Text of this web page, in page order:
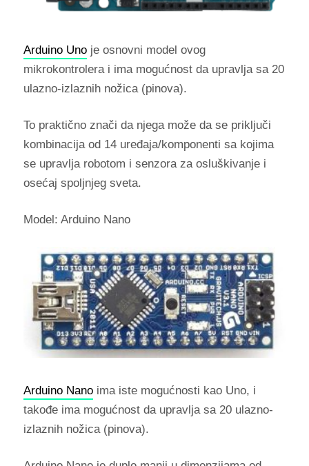
Arduino Unoje osnovni model ovog
mikrokontrolera i ima mogućnost da upravlja sa 20
ulazno-izlaznih nožica (pinova).
To praktično znači da njega može da se priključi
kombinacija od 14 uređaja/komponenti sa kojima
se upravlja robotom i senzora za osluškivanje i
osećaj spoljnjeg sveta.
Model: Arduino Nano
Arduino Nanoima iste mogućnosti kao Uno, i
takođe ima mogućnost da upravlja sa 20 ulazno-
izlaznih nožica (pinova).